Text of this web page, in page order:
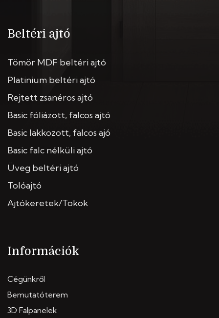
Beltéri ajtó
Tömör MDF beltéri ajtó
Platinium beltéri ajtó
Rejtett zsanéros ajtó
Basic fóliázott, falcos ajtó
Basic lakkozott, falcos ajó
Basic falc nélküli ajtó
Üveg beltéri ajtó
Tolóajtó
Ajtókeretek/Tokok
Információk
Cégünkről
Bemutatóterem
3D Falpanelek